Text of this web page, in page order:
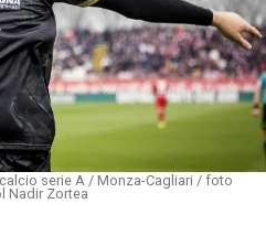
serie A / Monza-Cagliari / foto
Nadir Zortea